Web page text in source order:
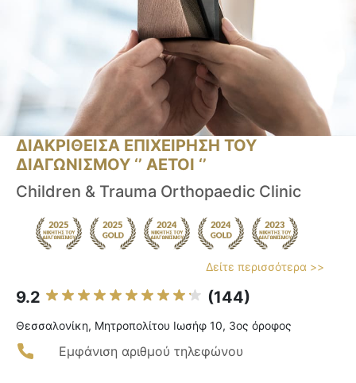
ΔΙΑΚΡΙΘΕΙΣΑ ΕΠΙΧΕΙΡΗΣΗ ΤΟΥ
ΔΙΑΓΩΝΙΣΜΟΥ ‘’ ΑΕΤΟΙ ‘’
Children & Trauma Orthopaedic Clinic
Δείτε περισσότερα >>
9.2 (144)
Θεσσαλονίκη, Μητροπολίτου Ιωσήφ 10, 3ος όροφος
Εμφάνιση αριθμού τηλεφώνου